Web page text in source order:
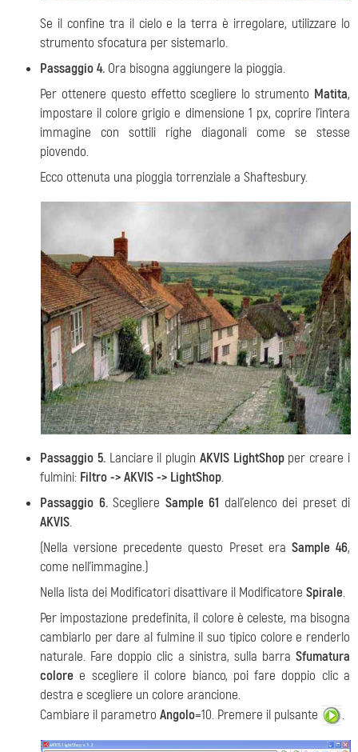
Se il confine tra il cielo e la terra è irregolare, utilizzare lo
strumento sfocatura per sistemarlo.
Passaggio 4. Ora bisogna aggiungere la pioggia.
Per ottenere questo effetto scegliere lo strumento Matita,
impostare il colore grigio e dimensione 1 px, coprire l'intera
immagine con sottili righe diagonali come se stesse
piovendo.
Ecco ottenuta una pioggia torrenziale a Shaftesbury.
Passaggio 5.Lanciare il plugin AKVIS LightShopper creare i
fulmini: Filtro -> AKVIS -> LightShop.
Passaggio 6.Scegliere Sample 61 dall’elenco dei preset di
AKVIS.
(Nella versione precedente questo Preset era Sample 46,
come nell'immagine.)
Nella lista dei Modificatori disattivare il Modificatore Spirale.
Per impostazione predefinita, il colore è celeste, ma bisogna
cambiarlo per dare al fulmine il suo tipico colore e renderlo
naturale. Fare doppio clic a sinistra, sulla barra Sfumatura
colore e scegliere il colore bianco, poi fare doppio clic a
destra e scegliere un colore arancione.
Cambiare il parametro Angolo=10. Premere il pulsante .